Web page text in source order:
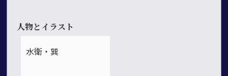
人物とイラスト
水衛・巽